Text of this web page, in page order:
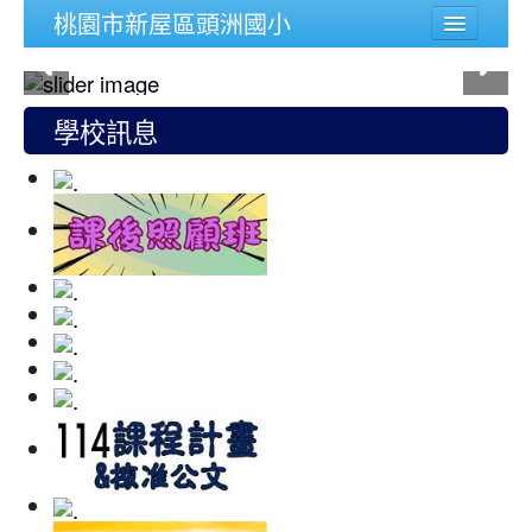
桃園市新屋區頭洲國小
學校簡介
行政組織
頭洲文件
公務連結
人事宣導專區
校內功能
登入
學校訊息